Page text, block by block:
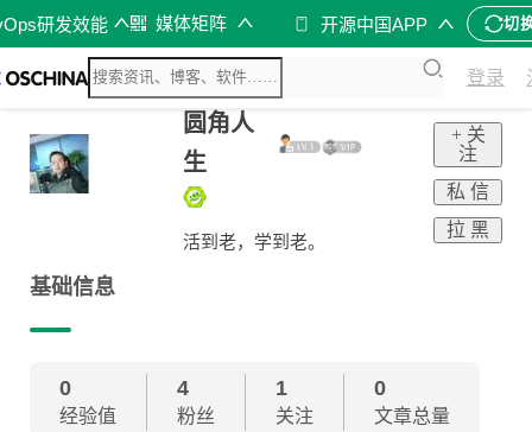
研发效能 媒体矩阵 开源中国APP 切
登录
圆角人
生
活到老，学到老。
+ 关
注
私 信
拉 黑
基础信息
0
经验值
4
粉丝
1
关注
0
文章总量